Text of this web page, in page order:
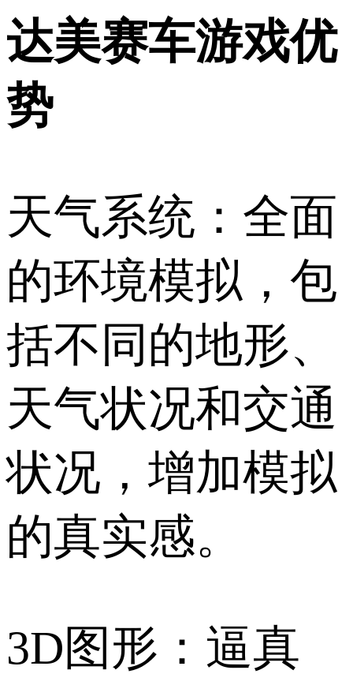
达美赛车游戏优
势
天气系统：全面
的环境模拟，包
括不同的地形、
天气状况和交通
状况，增加模拟
的真实感。
3D图形：逼真